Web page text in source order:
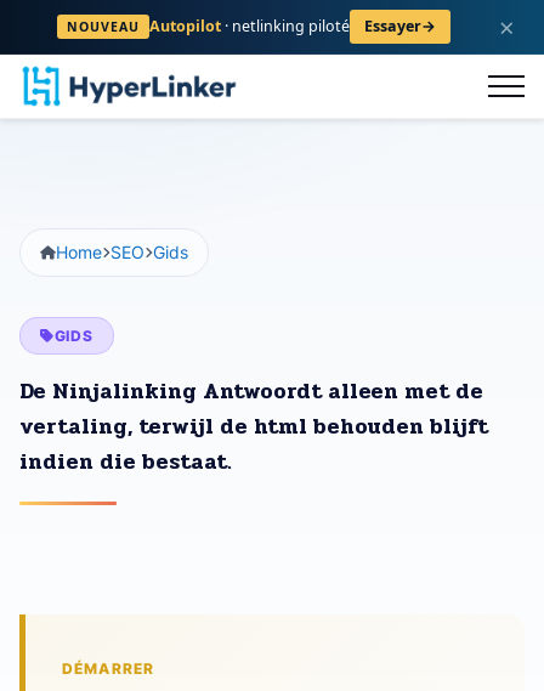
NOUVEAU Autopilot · netlinking piloté Essayer→ ×
Home SEO Gids
GIDS
De Ninjalinking Antwoordt alleen met de
vertaling, terwijl de html behouden blijft
indien die bestaat.
DÉMARRER